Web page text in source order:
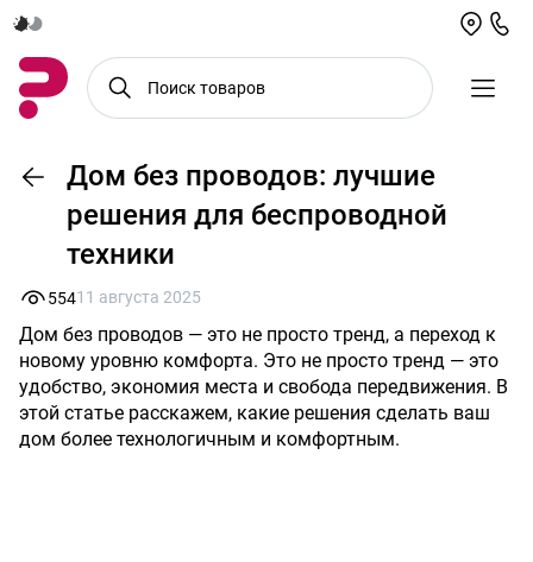
Дом без проводов: лучшие
решения для беспроводной
техники
Дом без проводов — это не просто тренд, а переход к
новому уровню комфорта. Это не просто тренд — это
удобство, экономия места и свобода передвижения. В
этой статье расскажем, какие решения сделать ваш
дом более технологичным и комфортным.
11 августа 2025
554